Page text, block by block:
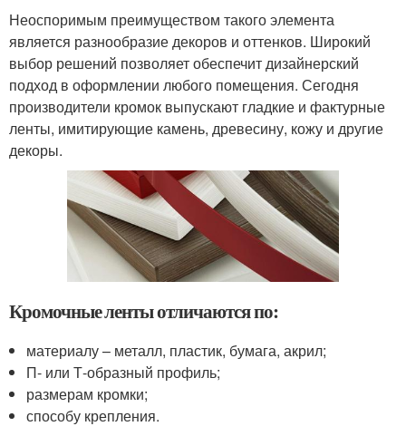
Неоспоримым преимуществом такого элемента
является разнообразие декоров и оттенков. Широкий
выбор решений позволяет обеспечит дизайнерский
подход в оформлении любого помещения. Сегодня
производители кромок выпускают гладкие и фактурные
ленты, имитирующие камень, древесину, кожу и другие
декоры.
Кромочные ленты отличаются по:
материалу – металл, пластик, бумага, акрил;
П- или Т-образный профиль;
размерам кромки;
способу крепления.